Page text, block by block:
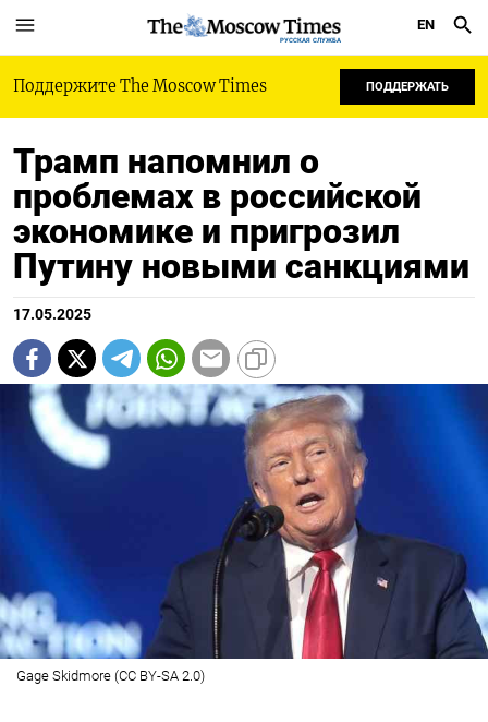
РУССКАЯ СЛУЖБА
EN
Поддержите The Moscow Times ПОДДЕРЖАТЬ
Трамп напомнил о
проблемах в российской
экономике и пригрозил
Путину новыми санкциями
17.05.2025
Gage Skidmore (CC BY-SA 2.0)